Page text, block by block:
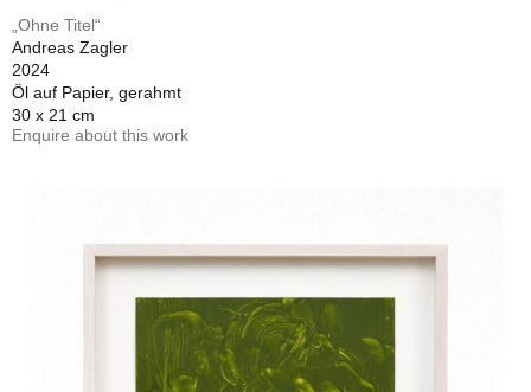
„Ohne Titel“
Andreas Zagler
2024
Öl auf Papier, gerahmt
30 x 21 cm
Enquire about this work